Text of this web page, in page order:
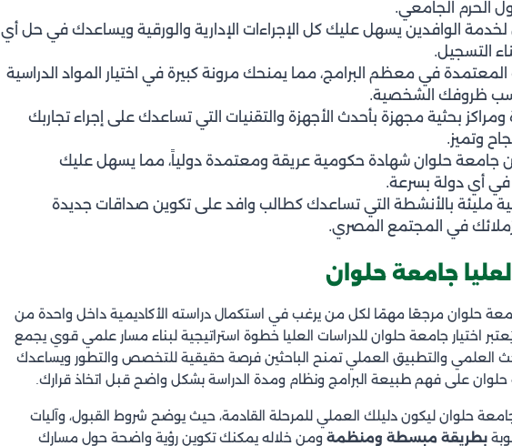
الحرم الجامعي.
الوافدين يسهل عليك كل الإجراءات الإدارية والورقية ويساعدك في حل أي
التسجيل.
في معظم البرامج، مما يمنحك مرونة كبيرة في اختيار المواد الدراسية
ظروفك الشخصية.
بحثية مجهزة بأحدث الأجهزة والتقنيات التي تساعدك على إجراء تجاربك
وتميز.
جامعة حلوان شهادة حكومية عريقة ومعتمدة دولياً، مما يسهل عليك
في أي دولة بسرعة.
مليئة بالأنشطة التي تساعدك كطالب وافد على تكوين صداقات جديدة
في المجتمع المصري.
جامعة حلوان
حلوان مرجعًا مهمًا لكل من يرغب في استكمال دراسته الأكاديمية داخل واحدة من
اختيار جامعة حلوان للدراسات العليا خطوة استراتيجية لبناء مسار علمي قوي يجمع
العلمي والتطبيق العملي تمنح الباحثين فرصة حقيقية للتخصص والتطور ويساعدك
حلوان على فهم طبيعة البرامج ونظام ومدة الدراسة بشكل واضح قبل اتخاذ قرارك.
جامعة حلوان ليكون دليلك العملي للمرحلة القادمة، حيث يوضح شروط القبول، وآليات
بطريقة مبسطة ومنظمة ومن خلاله يمكنك تكوين رؤية واضحة حول مسارك